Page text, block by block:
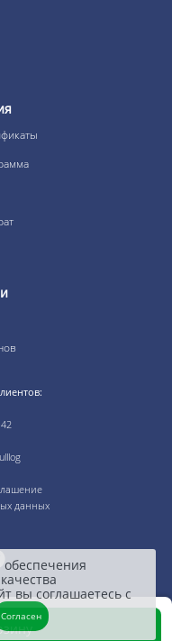
данных
вы соглашаетесь с
Согласен